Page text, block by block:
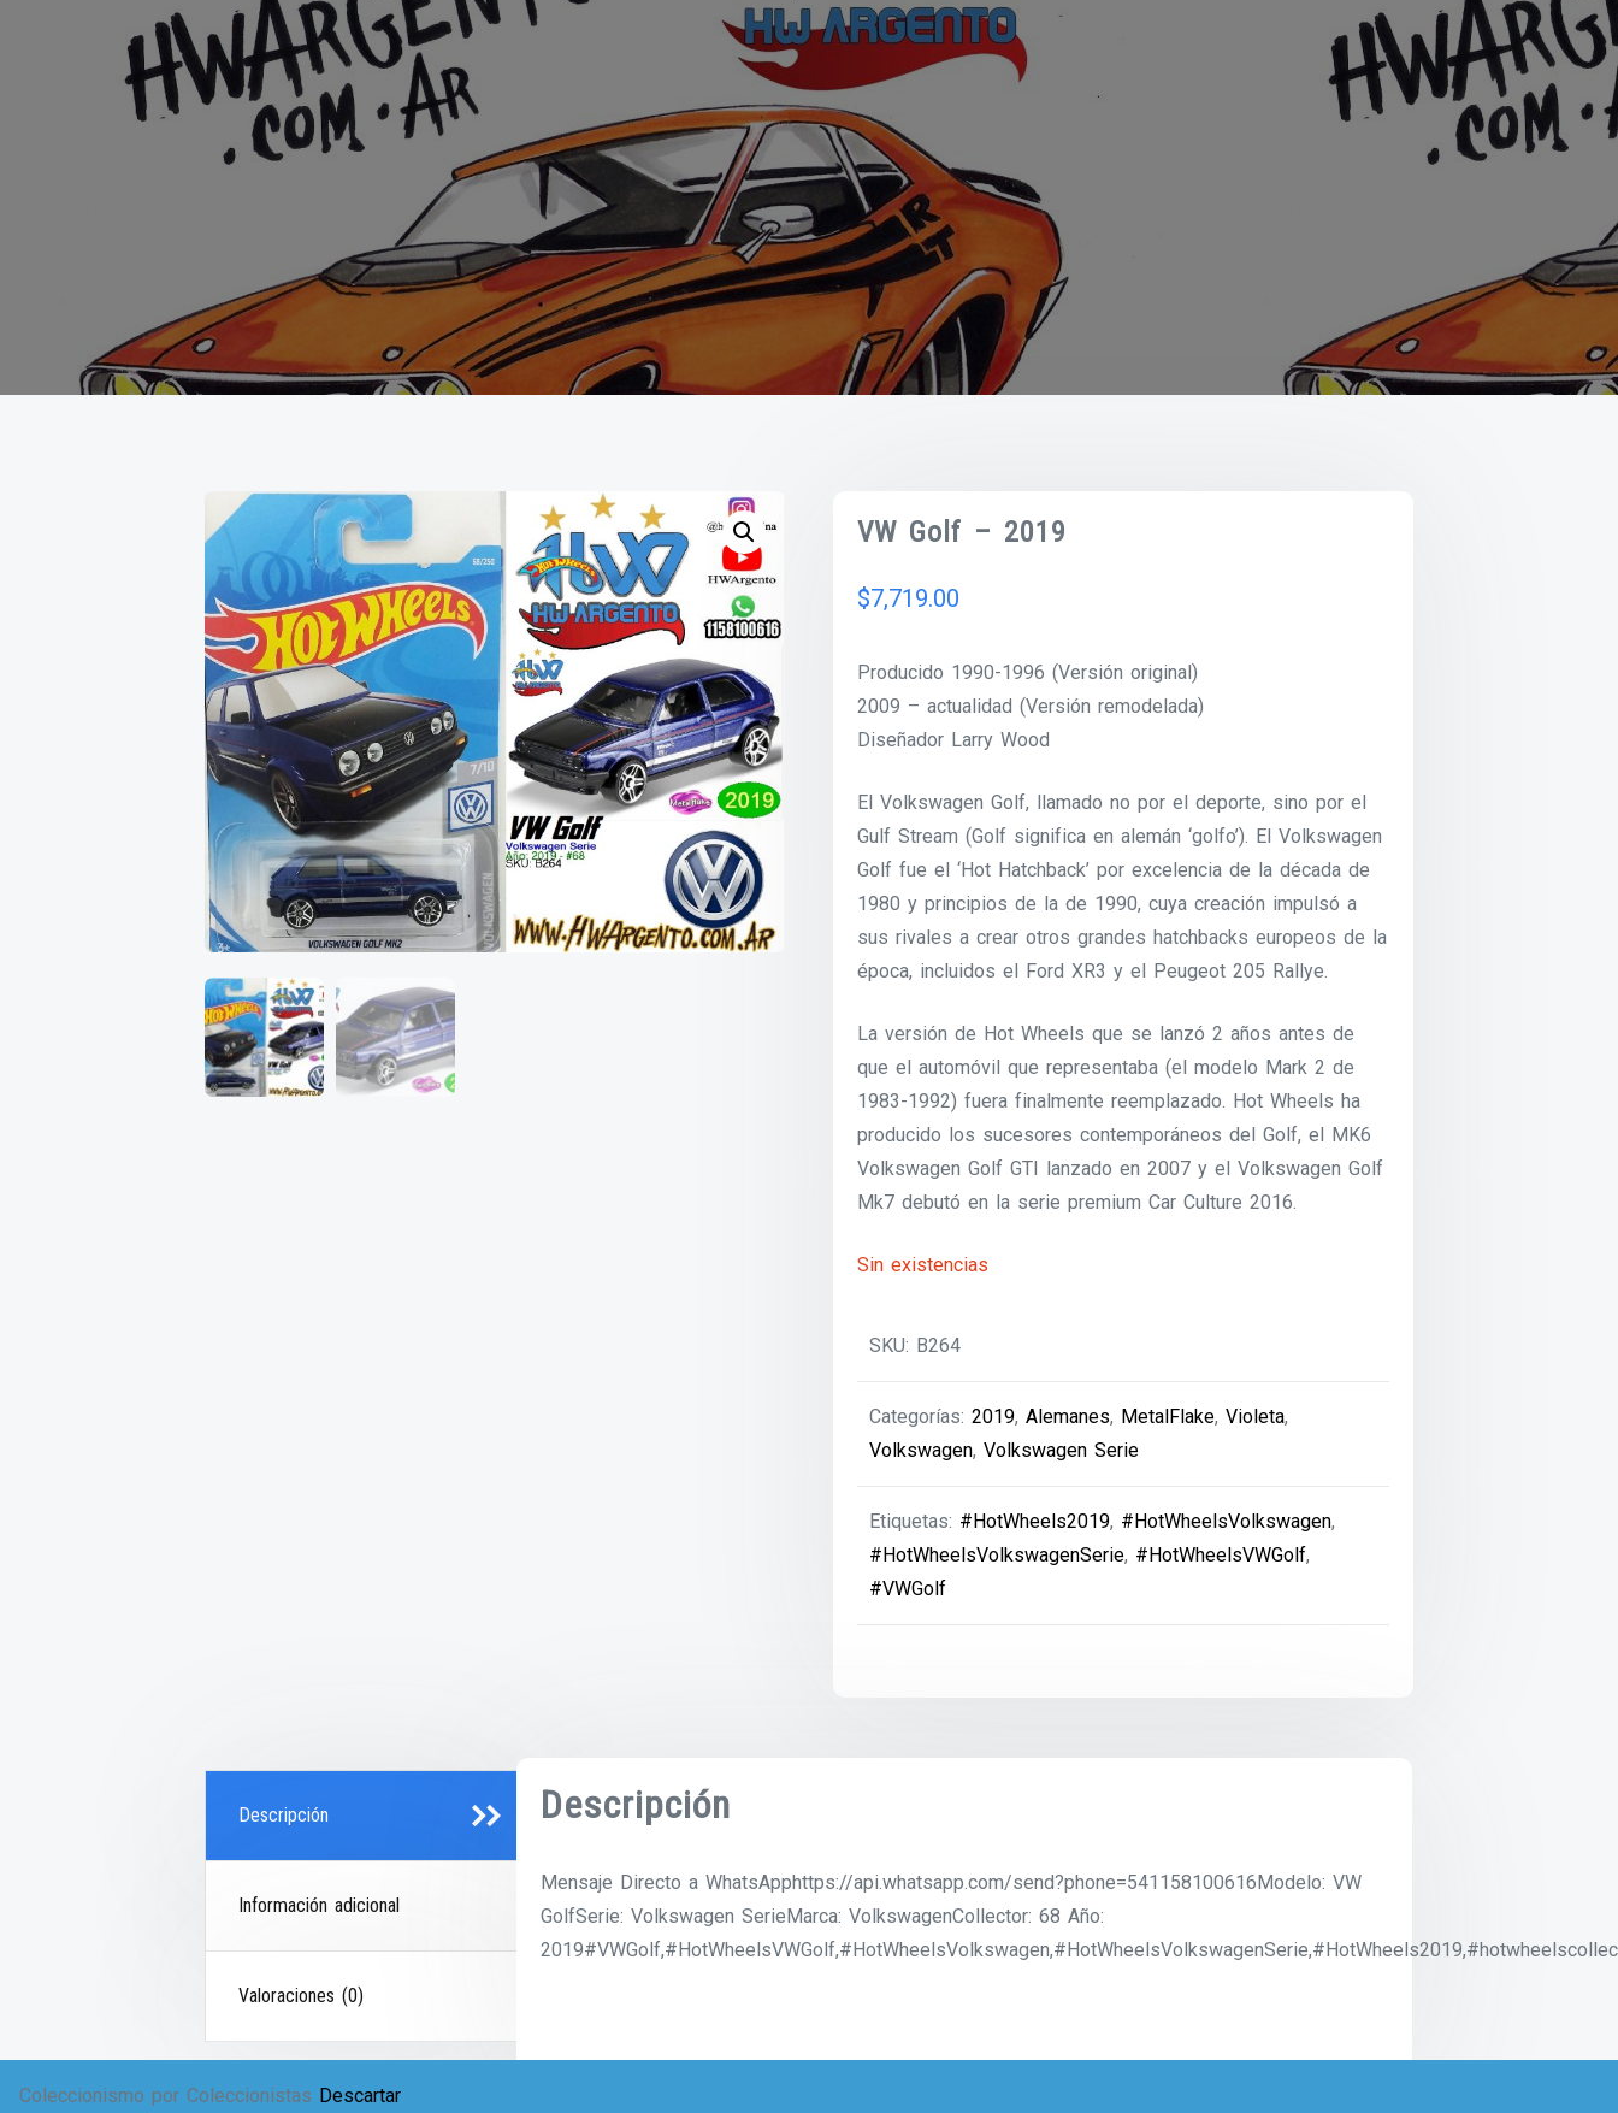
Coleccionismo por Coleccionistas Descartar
VW Golf – 2019
$7,719.00
Producido 1990-1996 (Versión original)
2009 – actualidad (Versión remodelada)
Diseñador Larry Wood
El Volkswagen Golf, llamado no por el deporte, sino por el
Gulf Stream (Golf significa en alemán ‘golfo’). El Volkswagen
Golf fue el ‘Hot Hatchback’ por excelencia de la década de
1980 y principios de la de 1990, cuya creación impulsó a
sus rivales a crear otros grandes hatchbacks europeos de la
época, incluidos el Ford XR3 y el Peugeot 205 Rallye.
La versión de Hot Wheels que se lanzó 2 años antes de
que el automóvil que representaba (el modelo Mark 2 de
1983-1992) fuera finalmente reemplazado. Hot Wheels ha
producido los sucesores contemporáneos del Golf, el MK6
Volkswagen Golf GTI lanzado en 2007 y el Volkswagen Golf
Mk7 debutó en la serie premium Car Culture 2016.
Sin existencias
SKU: B264
Categorías:2019,Alemanes, MetalFlake,Violeta,
Volkswagen,Volkswagen Serie
Etiquetas: #HotWheels2019, #HotWheelsVolkswagen,
#HotWheelsVolkswagenSerie, #HotWheelsVWGolf,
#VWGolf
Descripción
Información adicional
Valoraciones (0)
Descripción
Mensaje Directo a WhatsApphttps://api.whatsapp.com/send?phone=541158100616Modelo: VW
GolfSerie: Volkswagen SerieMarca: VolkswagenCollector: 68 Año: